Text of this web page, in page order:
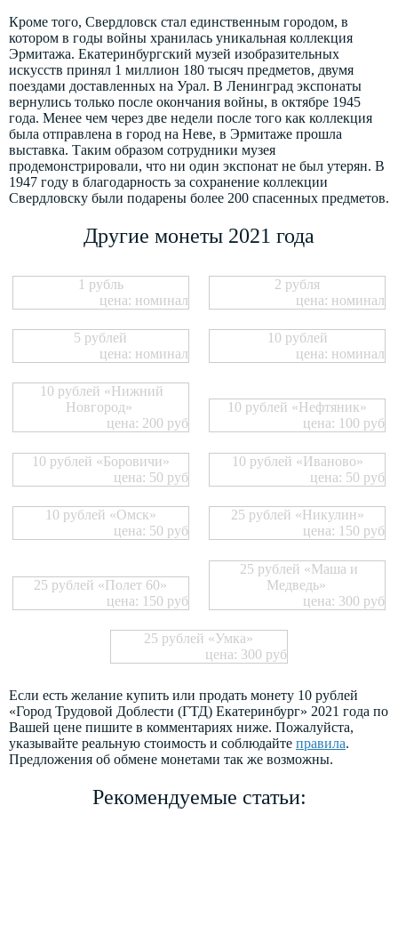
Кроме того, Свердловск стал единственным городом, в
котором в годы войны хранилась уникальная коллекция
Эрмитажа. Екатеринбургский музей изобразительных
искусств принял 1 миллион 180 тысяч предметов, двумя
поездами доставленных на Урал. В Ленинград экспонаты
вернулись только после окончания войны, в октябре 1945
года. Менее чем через две недели после того как коллекция
была отправлена в город на Неве, в Эрмитаже прошла
выставка. Таким образом сотрудники музея
продемонстрировали, что ни один экспонат не был утерян. В
1947 году в благодарность за сохранение коллекции
Свердловску были подарены более 200 спасенных предметов.
Другие монеты 2021 года
1 рубль
цена: номинал
2 рубля
цена: номинал
5 рублей
цена: номинал
10 рублей
цена: номинал
10 рублей «Нижний
Новгород»
цена: 200 руб
10 рублей «Нефтяник»
цена: 100 руб
10 рублей «Боровичи»
цена: 50 руб
10 рублей «Иваново»
цена: 50 руб
10 рублей «Омск»
цена: 50 руб
25 рублей «Никулин»
цена: 150 руб
25 рублей «Полет 60»
цена: 150 руб
25 рублей «Маша и
Медведь»
цена: 300 руб
25 рублей «Умка»
цена: 300 руб
Если есть желание купить или продать монету 10 рублей
«Город Трудовой Доблести (ГТД) Екатеринбург» 2021 года по
Вашей цене пишите в комментариях ниже. Пожалуйста,
указывайте реальную стоимость и соблюдайте правила.
Предложения об обмене монетами так же возможны.
Рекомендуемые статьи: